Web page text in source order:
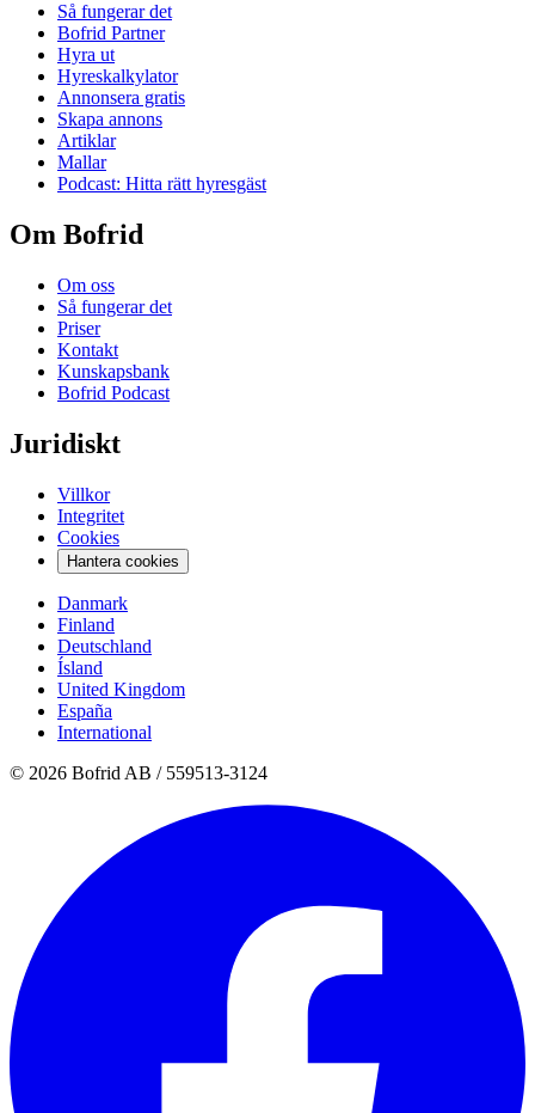
Så fungerar det
Bofrid Partner
Hyra ut
Hyreskalkylator
Annonsera gratis
Skapa annons
Artiklar
Mallar
Podcast: Hitta rätt hyresgäst
Om Bofrid
Om oss
Så fungerar det
Priser
Kontakt
Kunskapsbank
Bofrid Podcast
Juridiskt
Villkor
Integritet
Cookies
Hantera cookies
Danmark
Finland
Deutschland
Ísland
United Kingdom
España
International
© 2026 Bofrid AB / 559513-3124